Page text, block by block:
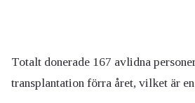
Totalt donerade 167 avlidna
transplantation förra året, vilket är